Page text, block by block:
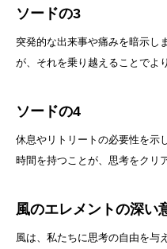
ソードの3
突発的な出来事や痛みを暗示し
が、それを乗り越えることでよ
ソードの4
休息やリトリートの必要性を示
時間を持つことが、思考をクリ
風のエレメントの深い
風は、私たちに思考の自由を与